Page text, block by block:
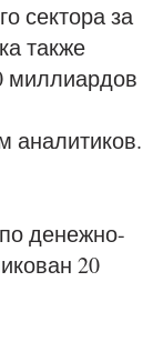
сектора за
также
миллиардов
аналитиков.
денежно-
20